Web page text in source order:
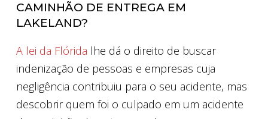
CAMINHÃO DE ENTREGA EM
LAKELAND?
A lei da Flórida lhe dá o direito de buscar
indenização de pessoas e empresas cuja
negligência contribuiu para o seu acidente, mas
descobrir quem foi o culpado em um acidente